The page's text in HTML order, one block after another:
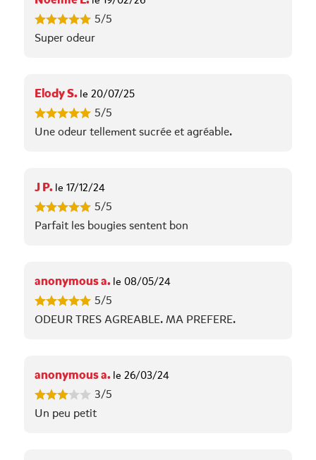
5/5
Super odeur
Elody S. le 20/07/25
5/5
Une odeur tellement sucrée et agréable.
J P. le 17/12/24
5/5
Parfait les bougies sentent bon
anonymous a. le 08/05/24
5/5
ODEUR TRES AGREABLE. MA PREFERE.
anonymous a. le 26/03/24
3/5
Un peu petit